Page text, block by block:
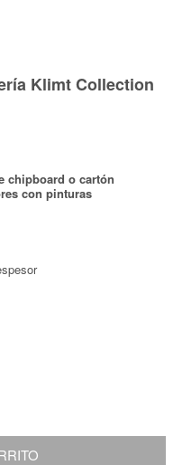
Klimt Collection
chipboard o cartón
con pinturas